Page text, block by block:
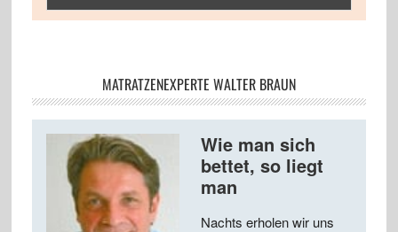
MATRATZENEXPERTE WALTER BRAUN
Wie man sich
bettet, so liegt
man
Nachts erholen wir uns